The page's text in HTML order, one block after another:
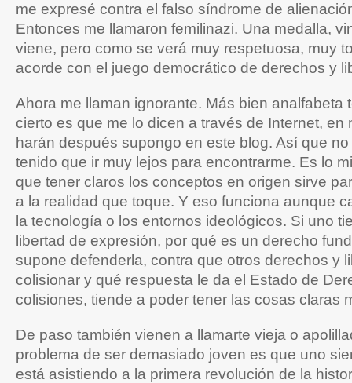
me expresé contra el falso síndrome de
Entonces me llamaron femilinazi. Una medalla,
viene, pero como se verá muy respetuosa, muy
acorde con el juego democrático de derechos y
Ahora me llaman ignorante. Más bien analfabeta
cierto es que me lo dicen a través de Internet, en
harán después supongo en este blog. Así que
tenido que ir muy lejos para encontrarme. Es lo
que tener claros los conceptos en origen sirve
a la realidad que toque. Y eso funciona aunque
la tecnología o los entornos ideológicos. Si uno
libertad de expresión, por qué es un derecho
supone defenderla, contra que otros derechos y
colisionar y qué respuesta le da el Estado de
colisiones, tiende a poder tener las cosas claras
De paso también vienen a llamarte vieja o
problema de ser demasiado joven es que uno
está asistiendo a la primera revolución de la